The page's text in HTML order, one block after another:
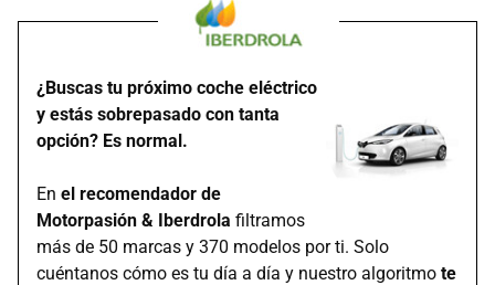
¿Buscas tu próximo coche eléctrico
y estás sobrepasado con tanta
opción? Es normal.
En el recomendador de
Motorpasión & Iberdrola filtramos
más de 50 marcas y 370 modelos por ti. Solo
cuéntanos cómo es tu día a día y nuestro algoritmo te